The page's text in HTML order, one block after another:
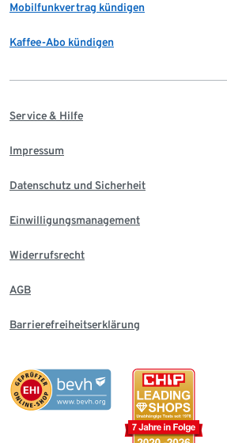
Mobilfunkvertrag kündigen
Kaffee-Abo kündigen
Service & Hilfe
Impressum
Datenschutz und Sicherheit
Einwilligungsmanagement
Widerrufsrecht
AGB
Barrierefreiheitserklärung